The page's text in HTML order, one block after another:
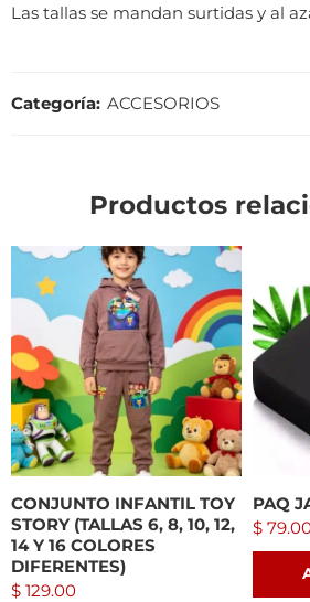
Las tallas se mandan surtidas y al
Categoría: ACCESORIOS
Productos
CONJUNTO INFANTIL TOY
STORY (TALLAS 6, 8, 10, 12,
14 Y 16 COLORES
DIFERENTES)
$ 129.00
PAQ
$